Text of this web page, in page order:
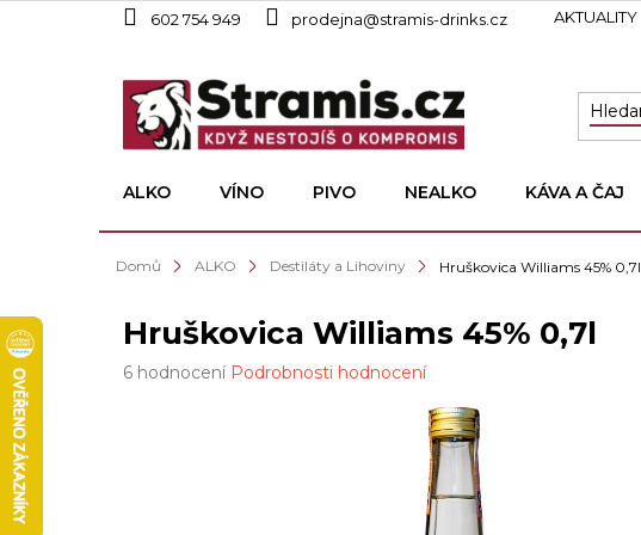
602 754 949 prodejna@stramis-drinks.cz AKTUALITY
ALKO VÍNO PIVO NEALKO KÁVA A ČAJ
Domů ALKO Destiláty a Lihoviny Hruškovica Williams 45% 0,7l
Hruškovica Williams 45% 0,7l
Průměrné
6 hodnocení Podrobnosti hodnocení